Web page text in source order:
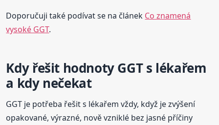
Doporučuji také podívat se na článek Co znamená
vysoké GGT.
Kdy řešit hodnoty GGT s lékařem
a kdy nečekat
GGT je potřeba řešit s lékařem vždy, když je zvýšení
opakované, výrazné, nově vzniklé bez jasné příčiny